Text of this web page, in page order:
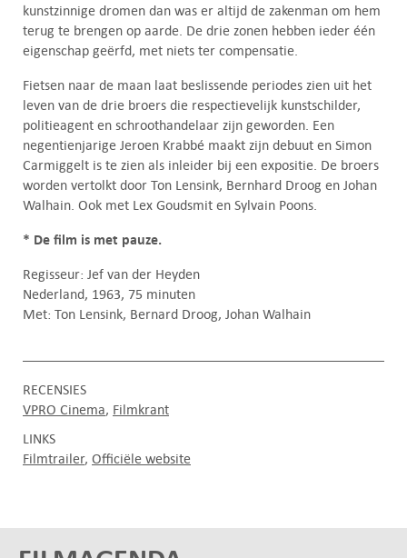
kunstzinnige dromen dan was er altijd de zakenman om hem
terug te brengen op aarde. De drie zonen hebben ieder één
eigenschap geërfd, met niets ter compensatie.
Fietsen naar de maan laat beslissende periodes zien uit het
leven van de drie broers die respectievelijk kunstschilder,
politieagent en schroothandelaar zijn geworden. Een
negentienjarige Jeroen Krabbé maakt zijn debuut en Simon
Carmiggelt is te zien als inleider bij een expositie. De broers
worden vertolkt door Ton Lensink, Bernhard Droog en Johan
Walhain. Ook met Lex Goudsmit en Sylvain Poons.
* De film is met pauze.
Regisseur: Jef van der Heyden
Nederland, 1963, 75 minuten
Met: Ton Lensink, Bernard Droog, Johan Walhain
RECENSIES
VPRO Cinema Filmkrant
LINKS
Filmtrailer Officiële website